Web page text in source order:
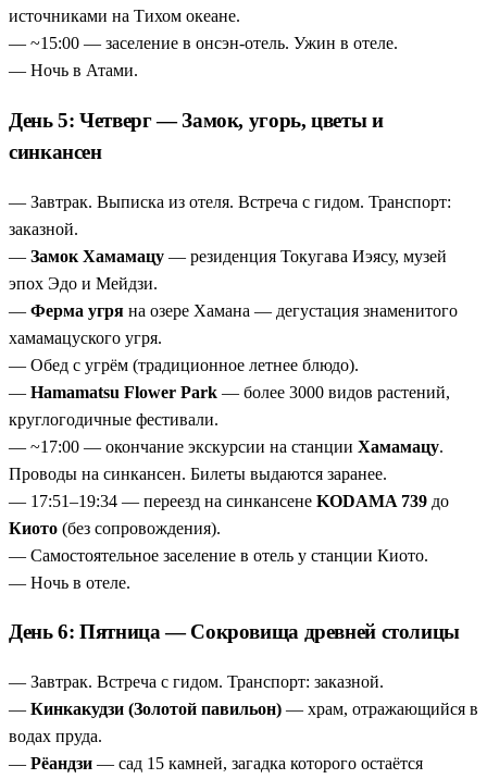
источниками на Тихом океане.
— ~15:00 — заселение в онсэн-отель. Ужин в отеле.
— Ночь в Атами.
День 5: Четверг — Замок, угорь, цветы и
синкансен
— Завтрак. Выписка из отеля. Встреча с гидом. Транспорт:
заказной.
— Замок Хамамацу — резиденция Токугава Иэясу, музей
эпох Эдо и Мейдзи.
— Ферма угря на озере Хамана — дегустация знаменитого
хамамацуского угря.
— Обед с угрём (традиционное летнее блюдо).
— Hamamatsu Flower Park — более 3000 видов растений,
круглогодичные фестивали.
— ~17:00 — окончание экскурсии на станции Хамамацу.
Проводы на синкансен. Билеты выдаются заранее.
— 17:51–19:34 — переезд на синкансене KODAMA 739 до
Киото (без сопровождения).
— Самостоятельное заселение в отель у станции Киото.
— Ночь в отеле.
День 6: Пятница — Сокровища древней столицы
— Завтрак. Встреча с гидом. Транспорт: заказной.
— Кинкакудзи (Золотой павильон) — храм, отражающийся в
водах пруда.
— Рёандзи — сад 15 камней, загадка которого остаётся